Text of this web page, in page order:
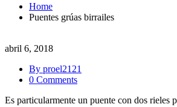
Home
Puentes grúas birrailes
abril 6, 2018
By proel2121
0 Comments
Es particularmente un puente con dos rieles